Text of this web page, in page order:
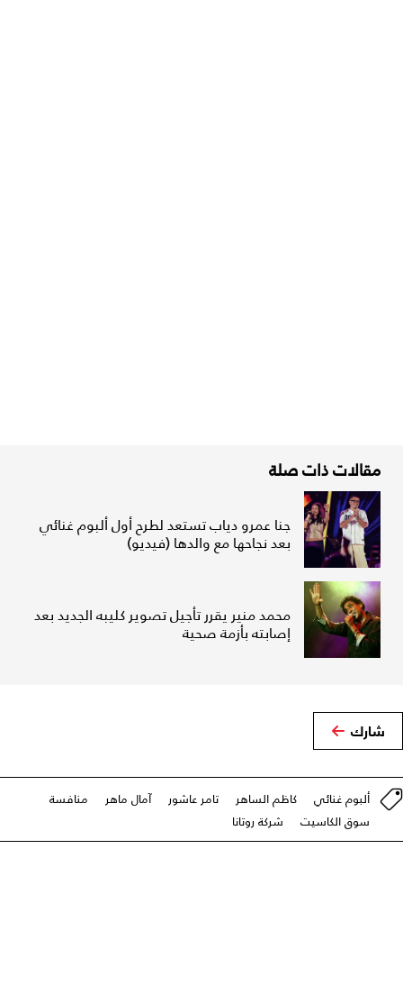
مقالات ذات صلة
جنا عمرو دياب تستعد لطرح أول ألبوم غنائي
بعد نجاحها مع والدها (فيديو)
محمد منير يقرر تأجيل تصوير كليبه الجديد بعد
إصابته بأزمة صحية
شارك
ألبوم غنائي كاظم الساهر تامر عاشور آمال ماهر
منافسة
سوق الكاسيت
شركة روتانا